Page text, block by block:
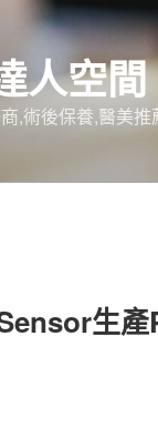
人空間
,術後保養,醫美
生產